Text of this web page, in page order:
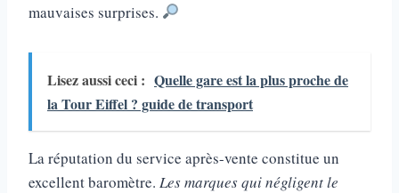
mauvaises surprises.
Lisez aussi ceci : Quelle gare est la plus proche de
la Tour Eiffel ? guide de transport
La réputation du service après-vente constitue un
excellent baromètre. Les marques qui négligent le